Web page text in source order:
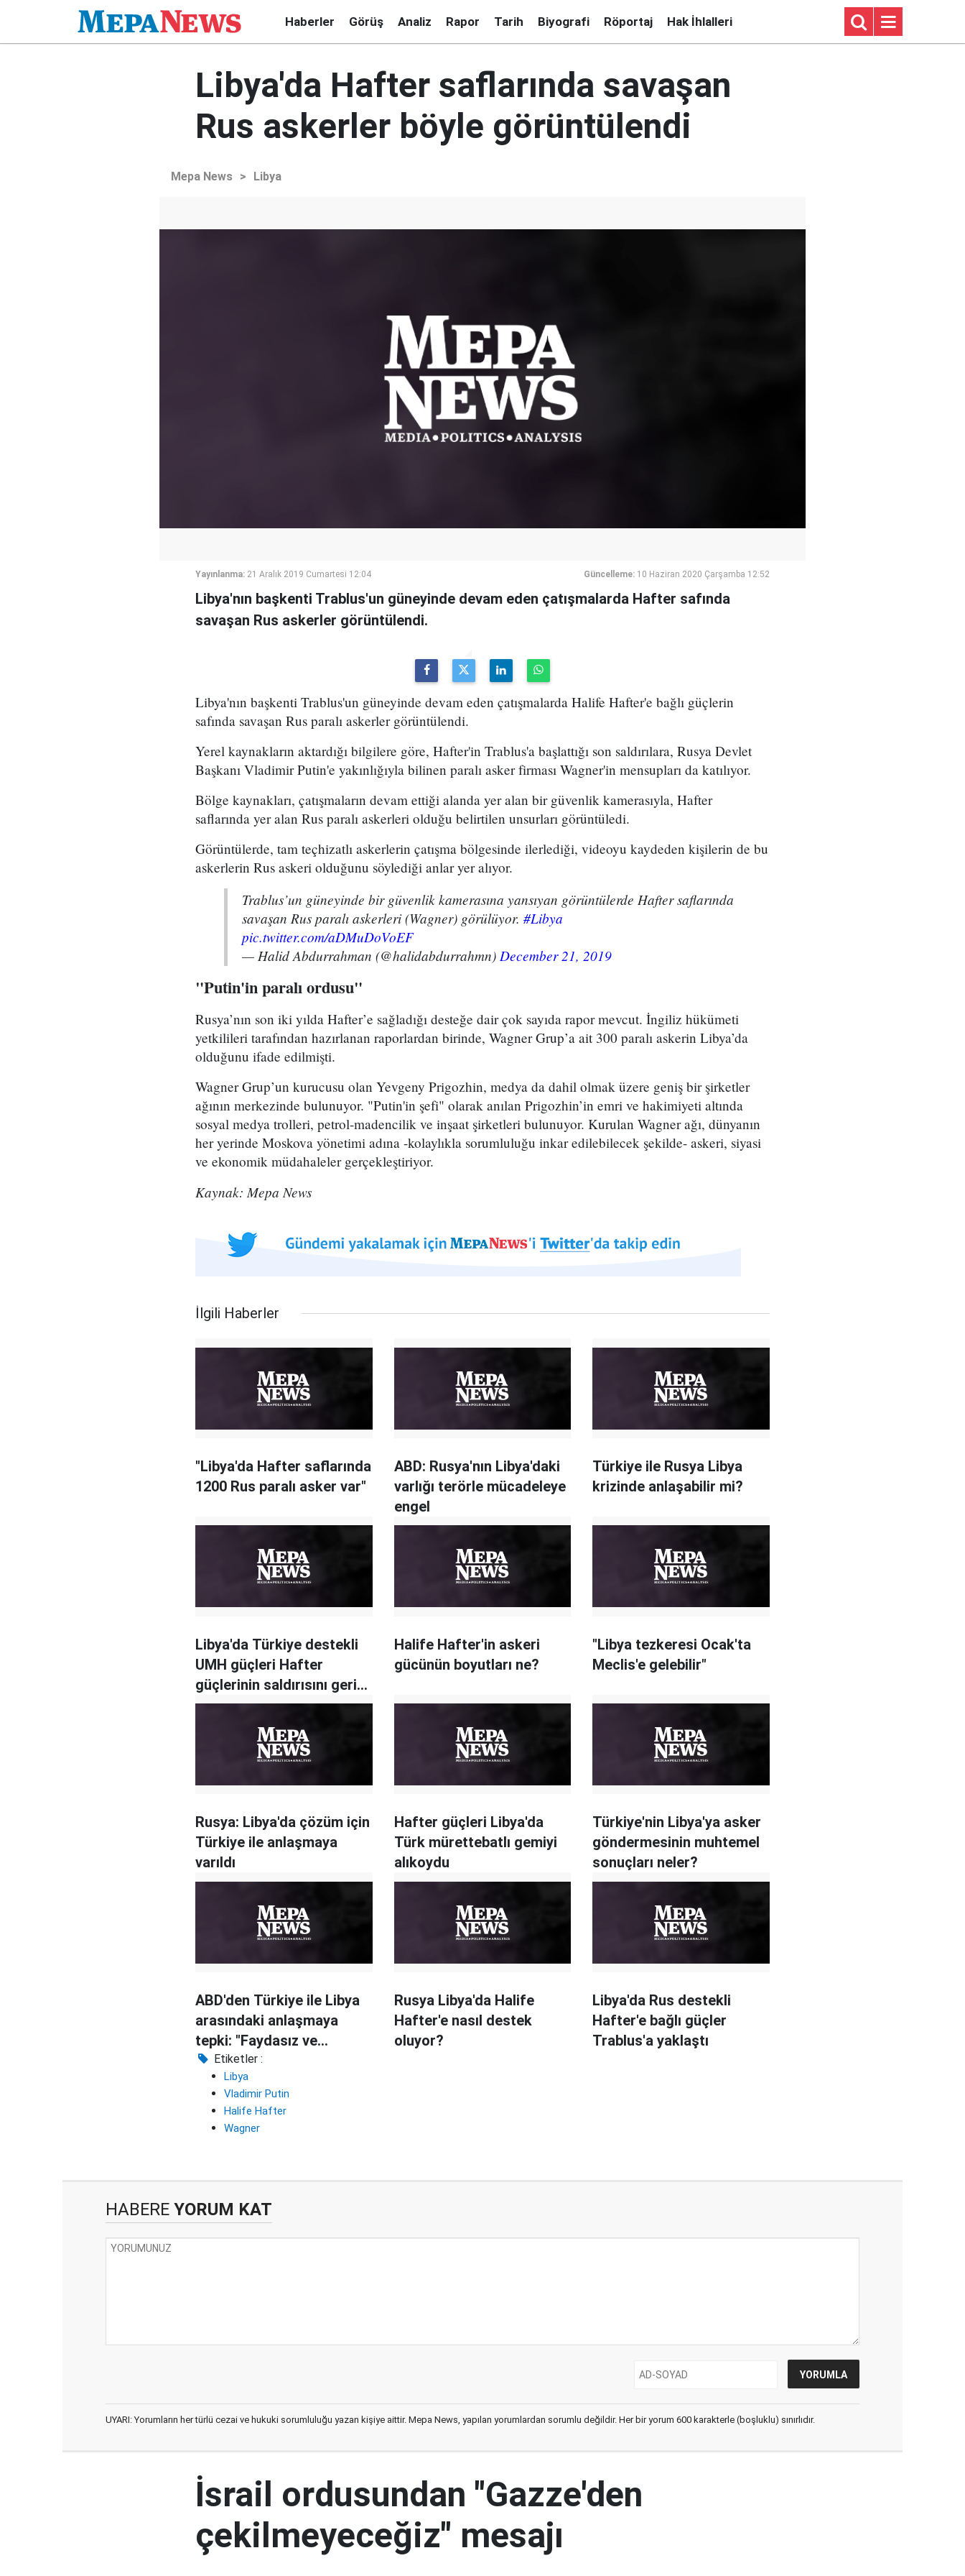
Haberler Görüş Analiz Rapor Tarih Biyografi Röportaj Hak İhlalleri
Libya'da Hafter saflarında savaşan
Rus askerler böyle görüntülendi
Mepa News > Libya
Yayınlanma: 21 Aralık 2019 Cumartesi 12:04 Güncelleme: 10 Haziran 2020 Çarşamba 12:52
Libya'nın başkenti Trablus'un güneyinde devam eden çatışmalarda Hafter safında
savaşan Rus askerler görüntülendi.
Libya'nın başkenti Trablus'un güneyinde devam eden çatışmalarda Halife Hafter'e bağlı güçlerin
safında savaşan Rus paralı askerler görüntülendi.
Yerel kaynakların aktardığı bilgilere göre, Hafter'in Trablus'a başlattığı son saldırılara, Rusya Devlet
Başkanı Vladimir Putin'e yakınlığıyla bilinen paralı asker firması Wagner'in mensupları da katılıyor.
Bölge kaynakları, çatışmaların devam ettiği alanda yer alan bir güvenlik kamerasıyla, Hafter
saflarında yer alan Rus paralı askerleri olduğu belirtilen unsurları görüntüledi.
Görüntülerde, tam teçhizatlı askerlerin çatışma bölgesinde ilerlediği, videoyu kaydeden kişilerin de bu
askerlerin Rus askeri olduğunu söylediği anlar yer alıyor.
Trablus’un güneyinde bir güvenlik kamerasına yansıyan görüntülerde Hafter saflarında
savaşan Rus paralı askerleri (Wagner) görülüyor. #Libya
pic.twitter.com/aDMuDoVoEF
— Halid Abdurrahman (@halidabdurrahmn)December 21, 2019
"Putin'in paralı ordusu"
Rusya’nın son iki yılda Hafter’e sağladığı desteğe dair çok sayıda rapor mevcut. İngiliz hükümeti
yetkilileri tarafından hazırlanan raporlardan birinde, Wagner Grup’a ait 300 paralı askerin Libya’da
olduğunu ifade edilmişti.
Wagner Grup’un kurucusu olan Yevgeny Prigozhin, medya da dahil olmak üzere geniş bir şirketler
ağının merkezinde bulunuyor. "Putin'in şefi" olarak anılan Prigozhin’in emri ve hakimiyeti altında
sosyal medya trolleri, petrol-madencilik ve inşaat şirketleri bulunuyor. Kurulan Wagner ağı, dünyanın
her yerinde Moskova yönetimi adına -kolaylıkla sorumluluğu inkar edilebilecek şekilde- askeri, siyasi
ve ekonomik müdahaleler gerçekleştiriyor.
Kaynak: Mepa News
İlgili Haberler
"Libya'da Hafter saflarında
1200 Rus paralı asker var"
ABD: Rusya'nın Libya'daki
varlığı terörle mücadeleye
engel
Türkiye ile Rusya Libya
krizinde anlaşabilir mi?
Libya'da Türkiye destekli
UMH güçleri Hafter
güçlerinin saldırısını geri
püskürttü
Halife Hafter'in askeri
gücünün boyutları ne?
"Libya tezkeresi Ocak'ta
Meclis'e gelebilir"
Rusya: Libya'da çözüm için
Türkiye ile anlaşmaya
varıldı
Hafter güçleri Libya'da
Türk mürettebatlı gemiyi
alıkoydu
Türkiye'nin Libya'ya asker
göndermesinin muhtemel
sonuçları neler?
ABD'den Türkiye ile Libya
arasındaki anlaşmaya
tepki: "Faydasız ve
kışkırtıcı"
Rusya Libya'da Halife
Hafter'e nasıl destek
oluyor?
Libya'da Rus destekli
Hafter'e bağlı güçler
Trablus'a yaklaştı
Etiketler :
Libya
Vladimir Putin
Halife Hafter
Wagner
HABERE YORUM KAT
UYARI: Yorumların her türlü cezai ve hukuki sorumluluğu yazan kişiye aittir. Mepa News, yapılan yorumlardan sorumlu değildir. Her bir yorum 600 karakterle (boşluklu) sınırlıdır.
İsrail ordusundan "Gazze'den
çekilmeyeceğiz" mesajı